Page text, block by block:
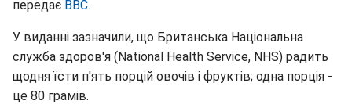
передає ВВС.
У виданні зазначили, що Британська Національна
служба здоров'я (National Health Service, NHS) радить
щодня їсти п'ять порцій овочів і фруктів; одна порція -
це 80 грамів.